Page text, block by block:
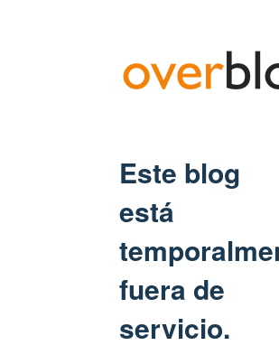
Este blog
está
fuera de
servicio.